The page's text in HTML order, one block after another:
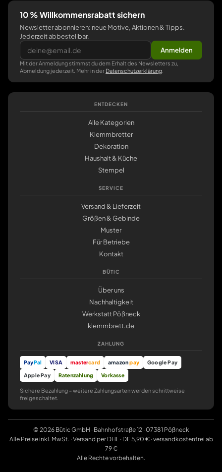
10 % Willkommensrabatt sichern
Newsletter abonnieren: neue Motive, Aktionen & Tipps.
Jederzeit abbestellbar.
Anmelden
Mit der Anmeldung stimmst du dem Erhalt des Newsletters zu,
Abmeldung jederzeit. Mehr in der Datenschutzerklärung
ENTDECKEN
Alle Kategorien
Klemmbretter
Dekoration
Haushalt & Küche
Stempel
SERVICE
Versand & Lieferzeit
Größen & Gebinde
Muster
Für Betriebe
Kontakt
BÜTIC
Über uns
Nachhaltigkeit
Werkstatt Pößneck
klemmbrett.de
ZAHLUNG
PayPal VISA mastercard amazonpay
Google Pay
Apple Pay
Ratenzahlung Vorkasse
Sichere Bezahlung – weitere Zahlungsarten werden schrittweise
freigeschaltet.
© 2026 Bütic GmbH · Bahnhofstraße 12 · 07381 Pößneck
Alle Preise inkl. MwSt. · Versand per DHL · DE 5,90 € · versandkostenfrei ab
79 €
Alle Rechte vorbehalten.